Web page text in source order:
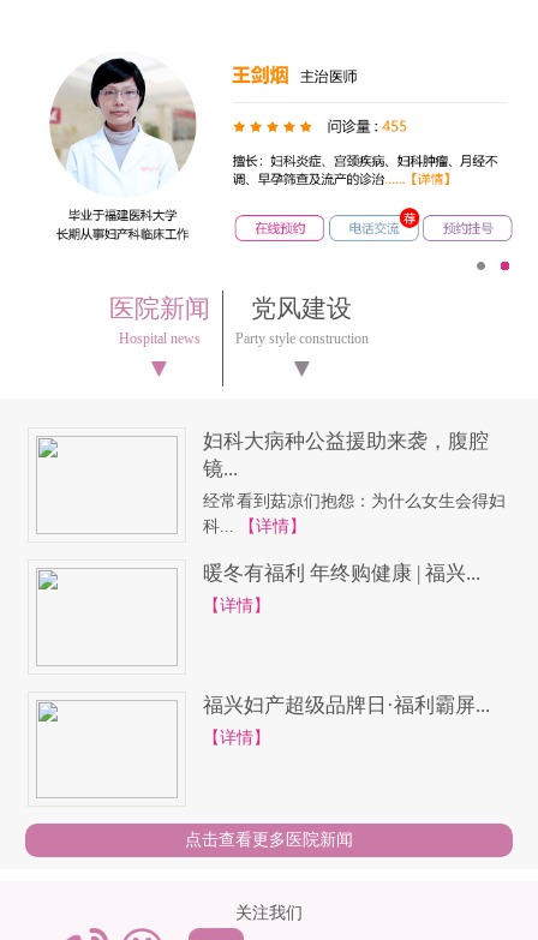
医院新闻
Hospital news
▼
党风建设
Party style construction
▼
妇科大病种公益援助来袭，腹腔
镜...
经常看到菇凉们抱怨：为什么女生会得妇
科...
【详情】
暖冬有福利 年终购健康 | 福兴...
【详情】
福兴妇产超级品牌日·福利霸屏...
【详情】
点击查看更多医院新闻
关注我们